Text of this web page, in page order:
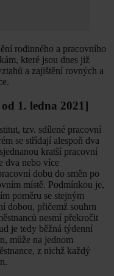
rodinného a pracovního
které jsou dnes již
a zajištění rovných a
1. ledna 2021]
tzv. sdílené pracovní
se střídají alespoň dva
kratší pracovní
dva nebo více
dobu do směn po
místě. Podmínkou je,
poměru se stejným
dobou, přičemž souhrn
nesmí překročit
je tedy běžná týdenní
může na jednom
z nichž každý